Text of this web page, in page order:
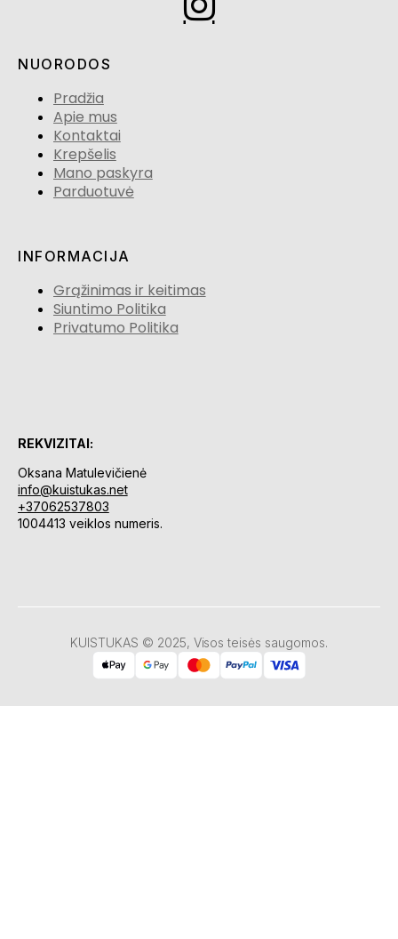
NUORODOS
Pradžia
Apie mus
Kontaktai
Krepšelis
Mano paskyra
Parduotuvė
INFORMACIJA
Grąžinimas ir keitimas
Siuntimo Politika
Privatumo Politika
REKVIZITAI:
Oksana Matulevičienė
info@kuistukas.net
+37062537803
1004413 veiklos numeris.
KUISTUKAS © 2025, Visos teisės saugomos.